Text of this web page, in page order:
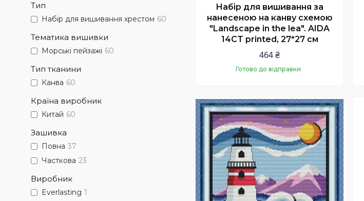
Набір для вишивання за
нанесеною на канву схемою
"Landscape in the lea". AIDA
14CT printed, 27*27 см
464 ₴
Готово до відправки
Купити
Тип
Набір для вишивання хрестом 60
Тематика вишивки
Морські пейзажі 60
Тип тканини
Канва 60
Країна виробник
Китай 60
Зашивка
Повна 37
Часткова 23
Виробник
Everlasting 1